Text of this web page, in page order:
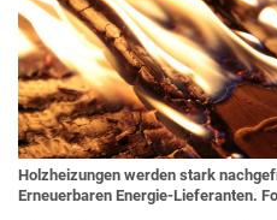
Holzheizungen werden stark
Erneuerbaren Energie-Lieferanten.